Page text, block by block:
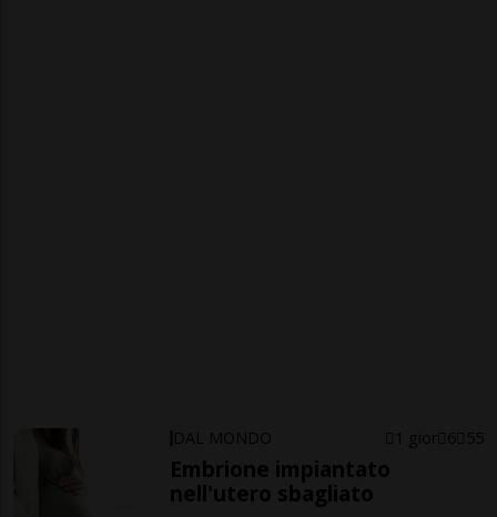
DAL MONDO 1 gior 6 55
Embrione impiantato
nell'utero sbagliato